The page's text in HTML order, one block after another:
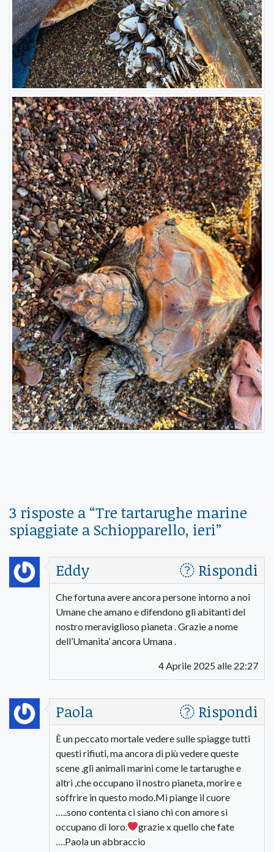
3 risposte a “Tre tartarughe marine
spiaggiate a Schiopparello, ieri”
Eddy
Rispondi
Che fortuna avere ancora persone intorno a noi
Umane che amano e difendono gli abitanti del
nostro meraviglioso pianeta . Grazie a nome
dell’Umanita’ ancora Umana .
4 Aprile 2025 alle 22:27
Paola Rispondi
È un peccato mortale vedere sulle spiagge tutti
questi rifiuti, ma ancora di più vedere queste
scene ,gli animali marini come le tartarughe e
altri ,che occupano il nostro pianeta, morire e
soffrire in questo modo.Mi piange il cuore
…..sono contenta ci siano chi con amore si
occupano di loro.
grazie x quello che fate
….Paola un abbraccio